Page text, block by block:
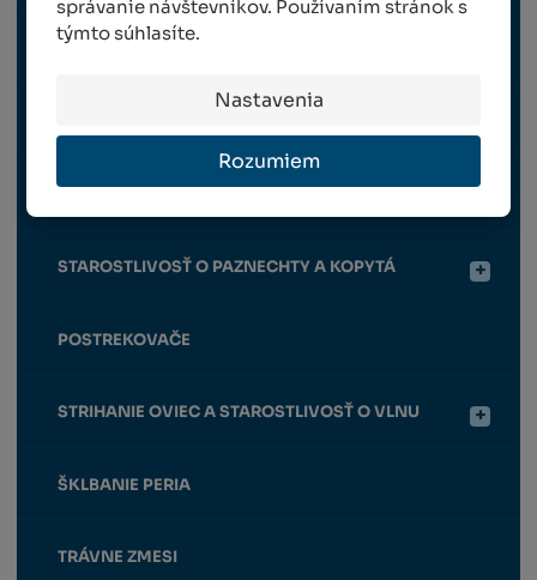
správanie návštevníkov. Používaním stránok s
týmto súhlasíte.
Nastavenia
Rozumiem
KŔMIDLÁ, NAPÁJAČKY
STAROSTLIVOSŤ O PAZNECHTY A KOPYTÁ
POSTREKOVAČE
STRIHANIE OVIEC A STAROSTLIVOSŤ O VLNU
ŠKLBANIE PERIA
TRÁVNE ZMESI